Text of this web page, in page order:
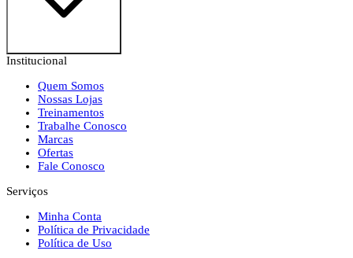
Institucional
Quem Somos
Nossas Lojas
Treinamentos
Trabalhe Conosco
Marcas
Ofertas
Fale Conosco
Serviços
Minha Conta
Política de Privacidade
Política de Uso